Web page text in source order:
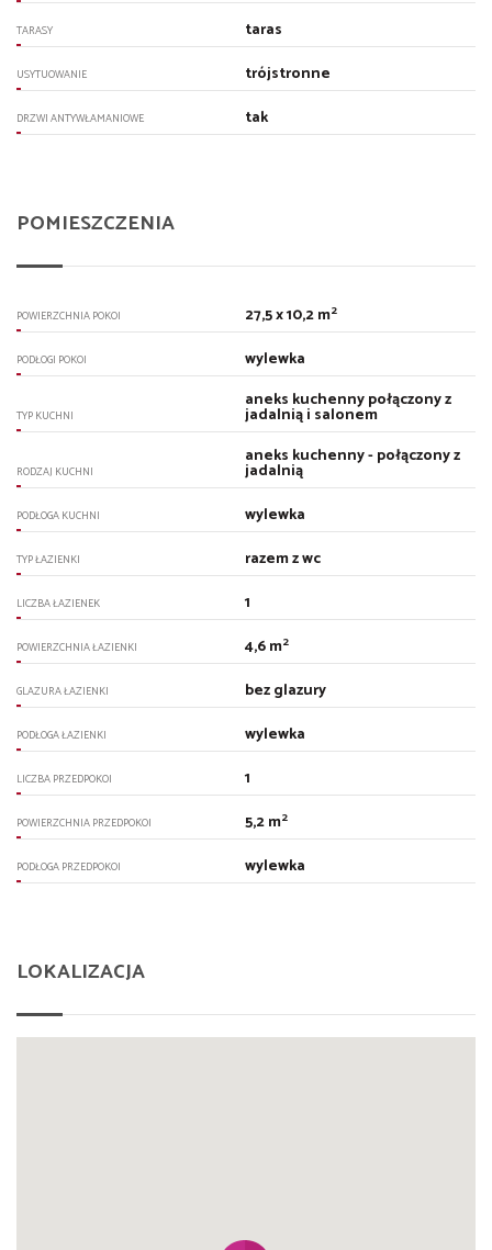
TARASY taras
USYTUOWANIE trójstronne
DRZWI ANTYWŁAMANIOWE tak
POMIESZCZENIA
POWIERZCHNIA POKOI 27,5 x 10,2 m2
PODŁOGI POKOI wylewka
TYP KUCHNI
aneks kuchenny połączony z
jadalnią i salonem
RODZAJ KUCHNI
aneks kuchenny - połączony z
jadalnią
PODŁOGA KUCHNI wylewka
TYP ŁAZIENKI razem z wc
LICZBA ŁAZIENEK 1
POWIERZCHNIA ŁAZIENKI 4,6 m2
GLAZURA ŁAZIENKI bez glazury
PODŁOGA ŁAZIENKI wylewka
LICZBA PRZEDPOKOI 1
POWIERZCHNIA PRZEDPOKOI 5,2 m2
PODŁOGA PRZEDPOKOI wylewka
LOKALIZACJA